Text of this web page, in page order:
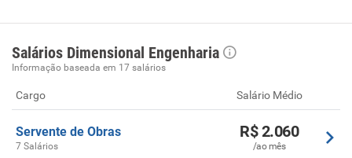
Salários Dimensional Engenharia
Informação baseada em 17 salários
Cargo Salário Médio
Servente de Obras
7 Salários
R$ 2.060
/ao mês